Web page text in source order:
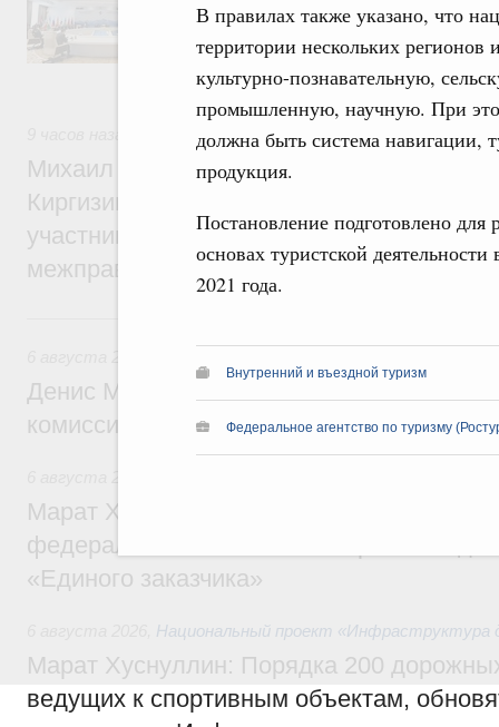
В правилах также указано, что
территории нескольких
культурно-познавательную,
промышленную, научную. При
должна быть система навигации,
продукция.
Постановление подготовлено
основах туристской
2021 года.
Внутренний и въездной туризм
Федеральное агентство по туризму
регулирования и администрирования,
железнодорожных перевозок,
рынка.
Евразийский экономический союз.
Михаил Мишустин принял участие во
Киргизии Садыра Жапарова с главами
участников заседания Евразийского
межправительственного совета
Денис Мантуров провёл заседание
комиссии по промышленности
Марат Хуснуллин: Более 130
федерального значения построено под
«Единого заказчика»
Национальный проект «Инфраструктура
Марат Хуснуллин: Порядка 200
ведущих к спортивным объектам,